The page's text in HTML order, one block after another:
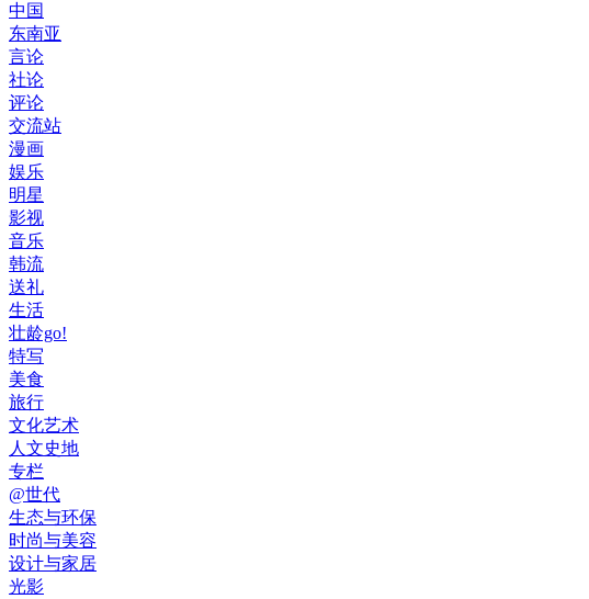
中国
东南亚
言论
社论
评论
交流站
漫画
娱乐
明星
影视
音乐
韩流
送礼
生活
壮龄go!
特写
美食
旅行
文化艺术
人文史地
专栏
@世代
生态与环保
时尚与美容
设计与家居
光影